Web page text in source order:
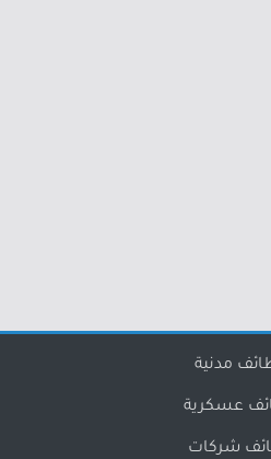
مدنية
عسكرية
شركات